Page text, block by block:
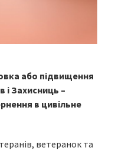
або підвищення
і Захисниць –
в цивільне
ветеранок та